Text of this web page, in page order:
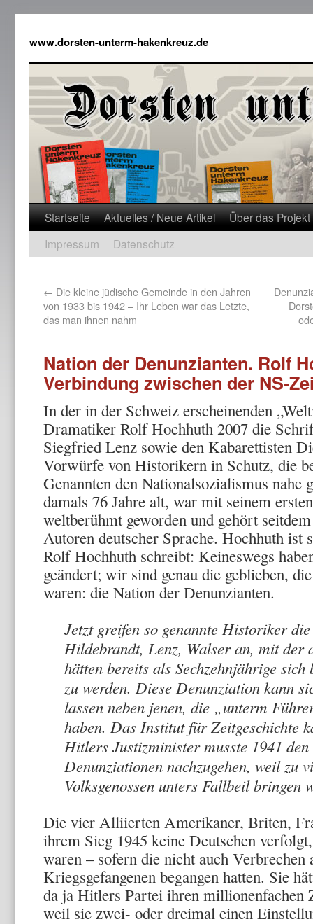
www.dorsten-unterm-hakenkreuz.de
Startseite Aktuelles / Neue Artikel
Über das Projekt
Impressum
Datenschutz
← Die kleine jüdische Gemeinde in den Jahren
von 1933 bis 1942 – Ihr Leben war das Letzte,
das man ihnen nahm
Nation der Denunzianten. Rolf
Verbindung zwischen der NS-
In der in der Schweiz erscheinenden
Dramatiker Rolf Hochhuth 2007 die
Siegfried Lenz sowie den Kabarettisten
Vorwürfe von Historikern in Schutz, die
Genannten den Nationalsozialismus nahe
damals 76 Jahre alt, war mit seinem
weltberühmt geworden und gehört
Autoren deutscher Sprache. Hochhuth ist
Rolf Hochhuth schreibt: Keineswegs
geändert; wir sind genau die geblieben,
waren: die Nation der Denunzianten.
Jetzt greifen so genannte Historiker
Hildebrandt, Lenz, Walser an, mit der
hätten bereits als Sechzehnjährige
zu werden. Diese Denunziation kann
lassen neben jenen, die „unterm
haben. Das Institut für Zeitgeschichte
Hitlers Justizminister musste 1941
Denunziationen nachzugehen, weil zu
Volksgenossen unters Fallbeil bringen
Die vier Alliierten Amerikaner, Briten,
ihrem Sieg 1945 keine Deutschen
waren – sofern die nicht auch
Kriegsgefangenen begangen hatten. Sie
da ja Hitlers Partei ihren millionenfachen
weil sie zwei- oder dreimal einen